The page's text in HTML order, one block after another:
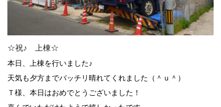
☆祝♪ 上棟☆
本日、上棟を行いました♪
天気も夕方までバッチリ晴れてくれました（＾ｕ＾）
Ｔ様、本日はおめでとうございました！